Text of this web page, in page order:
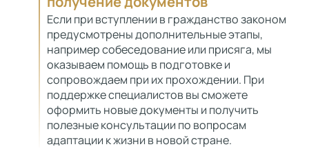
Если при вступлении в гражданство законом
предусмотрены дополнительные этапы,
например собеседование или присяга, мы
оказываем помощь в подготовке и
сопровождаем при их прохождении. При
поддержке специалистов вы сможете
оформить новые документы и получить
полезные консультации по вопросам
адаптации к жизни в новой стране.